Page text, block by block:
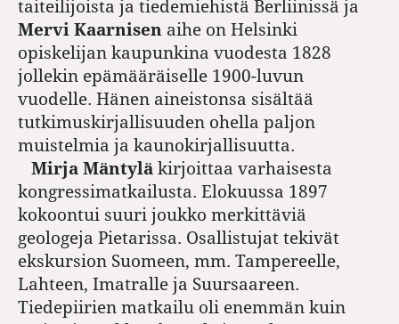
taiteilijoista ja tiedemiehistä Berliinissä ja
Mervi Kaarnisen aihe on Helsinki
opiskelijan kaupunkina vuodesta 1828
jollekin epämääräiselle 1900-luvun
vuodelle. Hänen aineistonsa sisältää
tutkimuskirjallisuuden ohella paljon
muistelmia ja kaunokirjallisuutta.
Mirja Mäntylä kirjoittaa varhaisesta
kongressimatkailusta. Elokuussa 1897
kokoontui suuri joukko merkittäviä
geologeja Pietarissa. Osallistujat tekivät
ekskursion Suomeen, mm. Tampereelle,
Lahteen, Imatralle ja Suursaareen.
Tiedepiirien matkailu oli enemmän kuin